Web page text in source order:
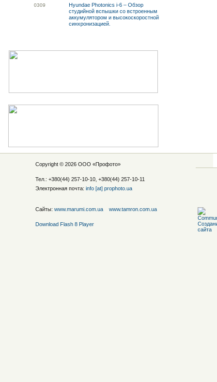
0309
Hyundae Photonics i-6 – Обзор
студийной вспышки со встроенным
аккумулятором и высокоскоростной
синхронизацией.
Copyright © 2026 ООО «Профото»
Тел.: +380(44) 257-10-10, +380(44) 257-10-11
Электронная почта: info [at] prophoto.ua
Сайты: www.marumi.com.ua www.tamron.com.ua
Download Flash 8 Player